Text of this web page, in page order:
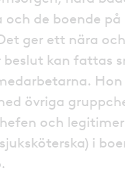
de boende på
ger ett nära
beslut kan fattas
övriga
och
i